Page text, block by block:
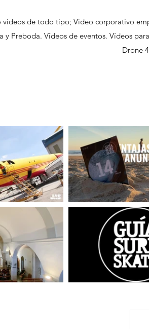
vídeos de todo tipo; Vídeo corporativo
y Preboda. Vídeos de eventos. Vídeos
Drone